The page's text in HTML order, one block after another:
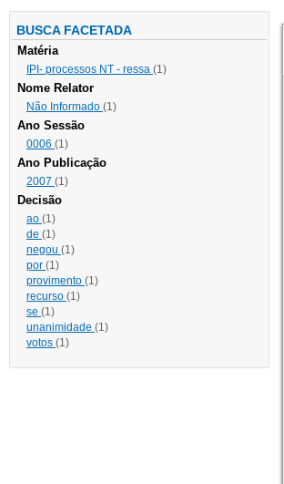
BUSCA FACETADA
Matéria
IPI- processos NT - ressa (1)
Nome Relator
Não Informado (1)
Ano Sessão
0006 (1)
Ano Publicação
2007 (1)
Decisão
ao (1)
de (1)
negou (1)
por (1)
provimento (1)
recurso (1)
se (1)
unanimidade (1)
votos (1)